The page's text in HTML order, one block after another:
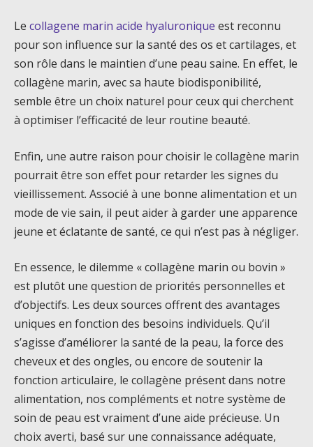
Le collagene marin acide hyaluronique est reconnu
pour son influence sur la santé des os et cartilages, et
son rôle dans le maintien d’une peau saine. En effet, le
collagène marin, avec sa haute biodisponibilité,
semble être un choix naturel pour ceux qui cherchent
à optimiser l’efficacité de leur routine beauté.
Enfin, une autre raison pour choisir le collagène marin
pourrait être son effet pour retarder les signes du
vieillissement. Associé à une bonne alimentation et un
mode de vie sain, il peut aider à garder une apparence
jeune et éclatante de santé, ce qui n’est pas à négliger.
En essence, le dilemme « collagène marin ou bovin »
est plutôt une question de priorités personnelles et
d’objectifs. Les deux sources offrent des avantages
uniques en fonction des besoins individuels. Qu’il
s’agisse d’améliorer la santé de la peau, la force des
cheveux et des ongles, ou encore de soutenir la
fonction articulaire, le collagène présent dans notre
alimentation, nos compléments et notre système de
soin de peau est vraiment d’une aide précieuse. Un
choix averti, basé sur une connaissance adéquate,